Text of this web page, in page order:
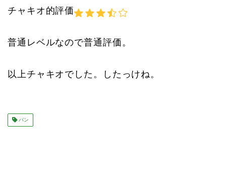
チャキオ的評価
普通レベルなので普通評価。
以上チャキオでした。したっけね。
パン